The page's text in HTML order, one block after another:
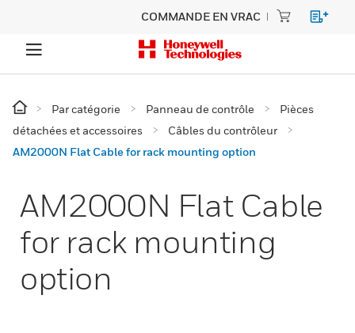
COMMANDE EN VRAC
Par catégorie Panneau de contrôle
Pièces
détachées et accessoires
Câbles du contrôleur
AM2000N Flat Cable for rack mounting option
AM2000N Flat Cable
for rack mounting
option